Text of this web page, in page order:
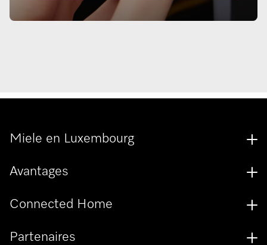
Miele en Luxembourg
Avantages
Connected Home
Partenaires